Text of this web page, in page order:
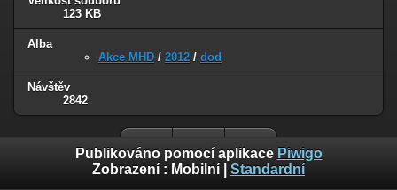
123 KB
Alba
Akce MHD / 2012 / dod
Návštěv
2842
Publikováno pomocí aplikace Piwigo
Zobrazení : Mobilní Standardní